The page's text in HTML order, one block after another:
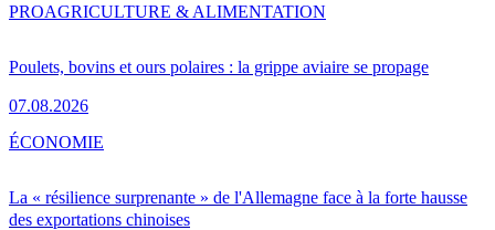
Poulets, bovins et ours polaires : la grippe aviaire se propage
07.08.2026
PROAGRICULTURE & ALIMENTATION
La « résilience surprenante » de l'Allemagne face à la forte hausse
des exportations chinoises
ÉCONOMIE